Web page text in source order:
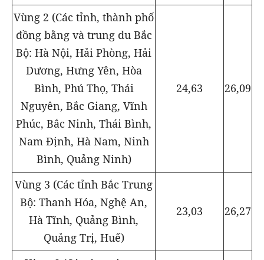
Vùng 2 (Các tỉnh, thành phố
đồng bằng và trung du Bắc
Bộ: Hà Nội, Hải Phòng, Hải
Dương, Hưng Yên, Hòa
Bình, Phú Thọ, Thái
Nguyên, Bắc Giang, Vĩnh
Phúc, Bắc Ninh, Thái Bình,
Nam Định, Hà Nam, Ninh
Bình, Quảng Ninh)
24,63 26,09
Vùng 3 (Các tỉnh Bắc Trung
Bộ: Thanh Hóa, Nghệ An,
Hà Tĩnh, Quảng Bình,
Quảng Trị, Huế)
23,03 26,27